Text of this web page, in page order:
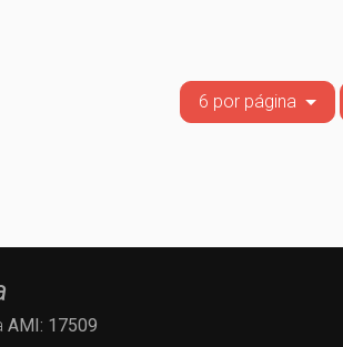
6 por página
AMI: 17509